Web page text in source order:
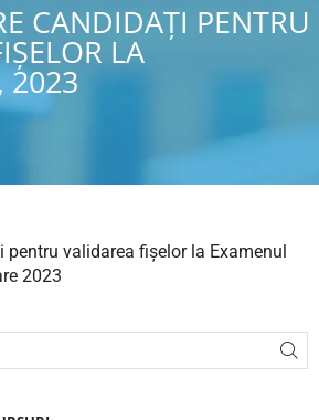
CANDIDAȚI PENTRU
LA
2023
pentru validarea fișelor la Examenul
2023